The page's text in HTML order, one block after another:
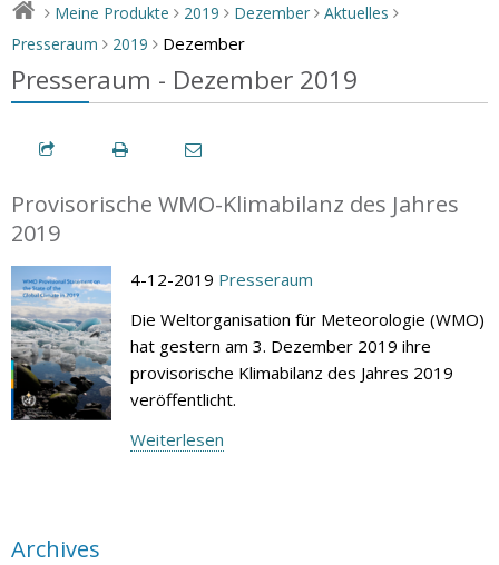
> Meine Produkte > 2019 > Dezember > Aktuelles >
Presseraum > 2019 > Dezember
Presseraum - Dezember 2019
Provisorische WMO-Klimabilanz des Jahres
2019
4-12-2019 Presseraum
Die Weltorganisation für Meteorologie (WMO)
hat gestern am 3. Dezember 2019 ihre
provisorische Klimabilanz des Jahres 2019
veröffentlicht.
Weiterlesen
Archives